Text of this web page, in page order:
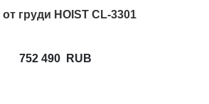
груди HOIST CL-3301
752 490 RUB